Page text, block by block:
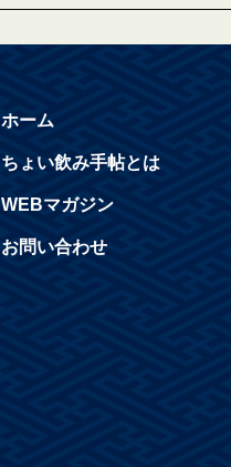
ホーム
ちょい飲み手帖とは
WEBマガジン
お問い合わせ